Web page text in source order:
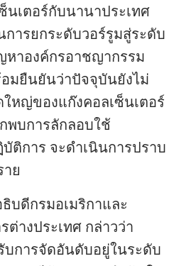
นเตอร์กับนานาประเทศ
การยกระดับวอร์รูมสู่ระดับ
าองค์กรอาชญากรรม
มยืนยันว่าปัจจุบันยังไม่
หญ่ของแก๊งคอลเซ็นเตอร์
พบการลักลอบใช้
ติการ จะดำเนินการปราบ
ย
บดีกรมอเมริกาและ
างประเทศ กล่าวว่า
บการจัดอันดับอยู่ในระดับ